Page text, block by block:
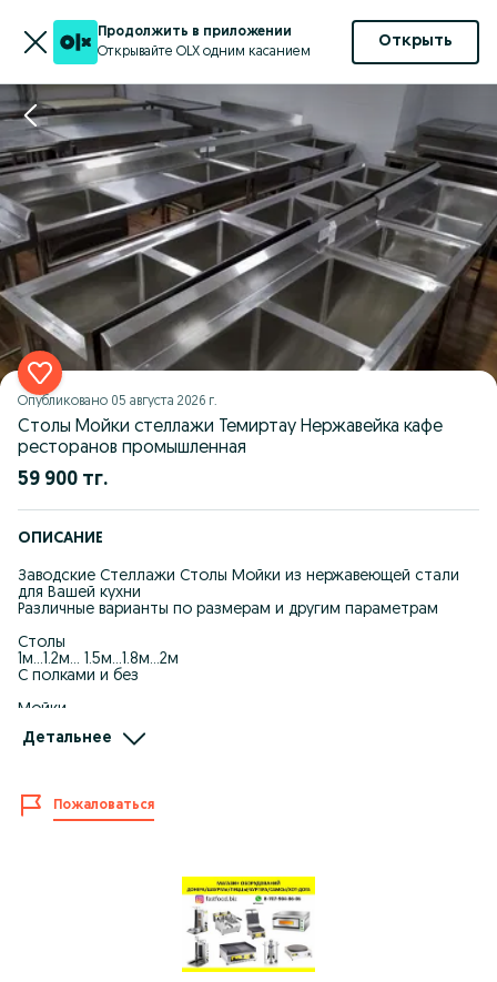
Продолжить в приложении
Открывайте OLX одним касанием
Открыть
Опубликовано 05 августа 2026 г.
Столы Мойки стеллажи Темиртау Нержавейка кафе
ресторанов промышленная
59 900 тг.
ОПИСАНИЕ
Заводские Стеллажи Столы Мойки из нержавеющей стали
для Вашей кухни
Различные варианты по размерам и другим параметрам
Столы
1м...1.2м... 1.5м...1.8м...2м
С полками и без
Мойки
С доп. поверхностью и без
1.2м...1.5м...1.8м
Напишите нам Ватсап
Детальнее
Пожаловаться